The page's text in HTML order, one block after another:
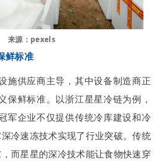
来源：pexels
鲜标准
施供应商主导，其中设备制造商正
保鲜标准。以浙江星星冷链为例，
军企业不仅提供传统冷库建设和冷
冷速冻技术实现了行业突破。传统
而星星的深冷技术能让食物快速穿